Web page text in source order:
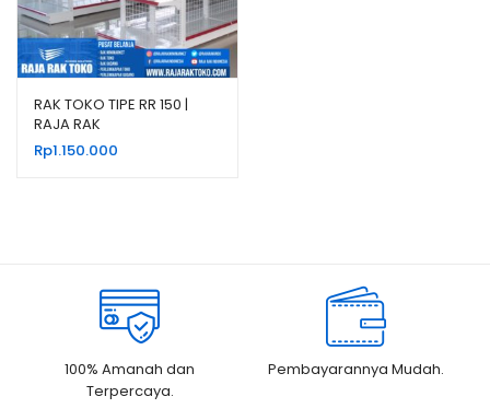
RAK TOKO TIPE RR 150 |
RAJA RAK
Rp1.150.000
100% Amanah dan
Terpercaya.
Pembayarannya Mudah.